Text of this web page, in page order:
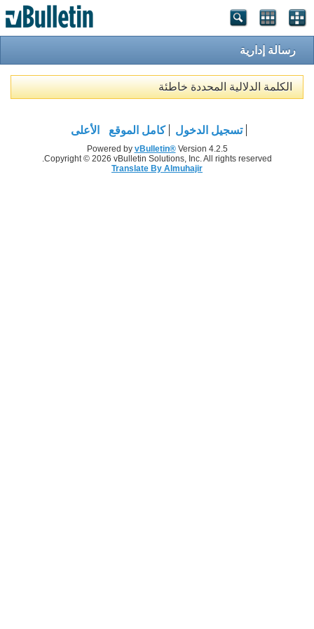
رسالة إدارية
الكلمة الدلالية المحددة خاطئة
تسجيل الدخول كامل الموقع الأعلى
Powered by vBulletin®Version 4.2.5
Copyright © 2026 vBulletin Solutions, Inc. All rights reserved.
Translate By Almuhajir